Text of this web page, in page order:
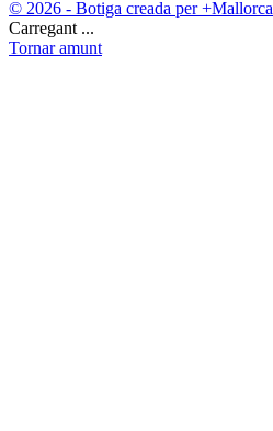
© 2026 - Botiga creada per +Mallorca
Carregant ...
Tornar amunt